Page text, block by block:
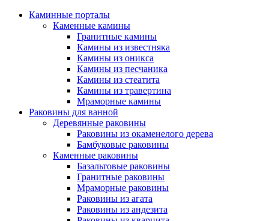
Каминные порталы
Каменные камины
Гранитные камины
Камины из известняка
Камины из оникса
Камины из песчаника
Камины из стеатита
Камины из травертина
Мраморные камины
Раковины для ванной
Деревянные раковины
Раковины из окаменелого дерева
Бамбуковые раковины
Каменные раковины
Базальтовые раковины
Гранитные раковины
Мраморные раковины
Раковины из агата
Раковины из андезита